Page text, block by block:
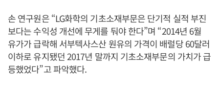
손 연구원은 “LG화학의 기초소재부문은 단기적 실적 부진
보다는 수익성 개선에 무게를 둬야 한다”며 “2014년 6월
유가가 급락해 서부텍사스산 원유의 가격이 배럴당 60달러
이하로 유지됐던 2017년 말까지 기초소재부문의 가치가 급
등했었다”고 파악했다.